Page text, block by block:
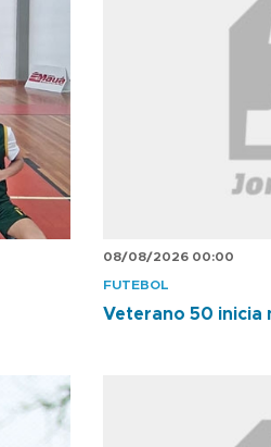
08/08/2026 00:00
FUTEBOL
Veterano 50 inicia